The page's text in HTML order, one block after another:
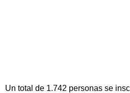
Un total de 1.742 personas se